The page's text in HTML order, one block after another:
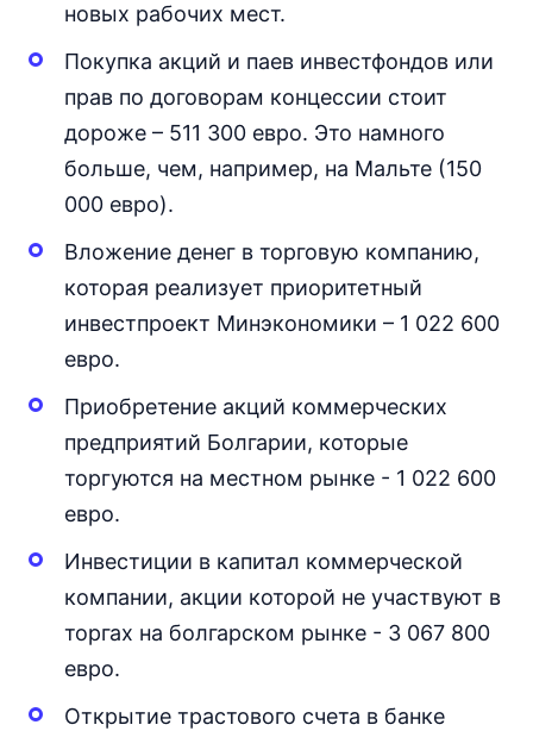
новых рабочих мест.
Покупка акций и паев инвестфондов или
прав по договорам концессии стоит
дороже – 511 300 евро. Это намного
больше, чем, например, на Мальте (150
000 евро).
Вложение денег в торговую компанию,
которая реализует приоритетный
инвестпроект Минэкономики – 1 022 600
евро.
Приобретение акций коммерческих
предприятий Болгарии, которые
торгуются на местном рынке - 1 022 600
евро.
Инвестиции в капитал коммерческой
компании, акции которой не участвуют в
торгах на болгарском рынке - 3 067 800
евро.
Открытие трастового счета в банке